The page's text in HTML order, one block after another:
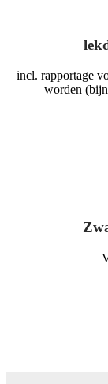
incl. rapportage
worden